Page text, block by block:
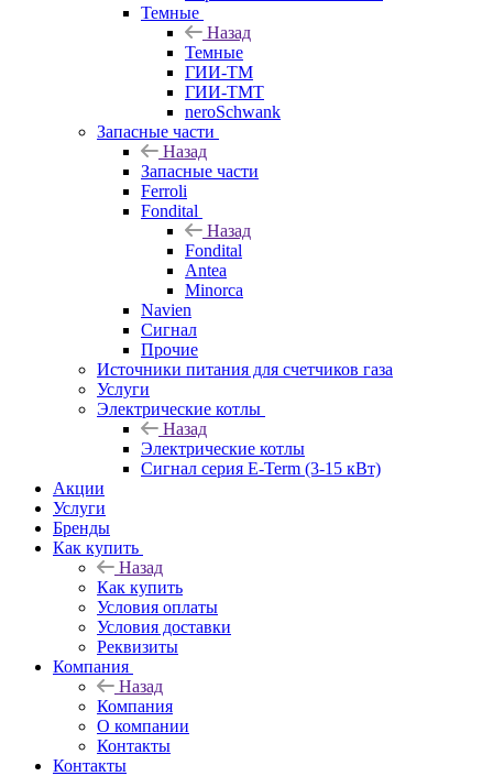
Темные
Назад
Темные
ГИИ-ТМ
ГИИ-ТМТ
neroSchwank
Запасные части
Назад
Запасные части
Ferroli
Fondital
Назад
Fondital
Antea
Minorca
Navien
Сигнал
Прочие
Источники питания для счетчиков газа
Услуги
Электрические котлы
Назад
Электрические котлы
Сигнал серия E-Term (3-15 кВт)
Акции
Услуги
Бренды
Как купить
Назад
Как купить
Условия оплаты
Условия доставки
Реквизиты
Компания
Назад
Компания
О компании
Контакты
Контакты